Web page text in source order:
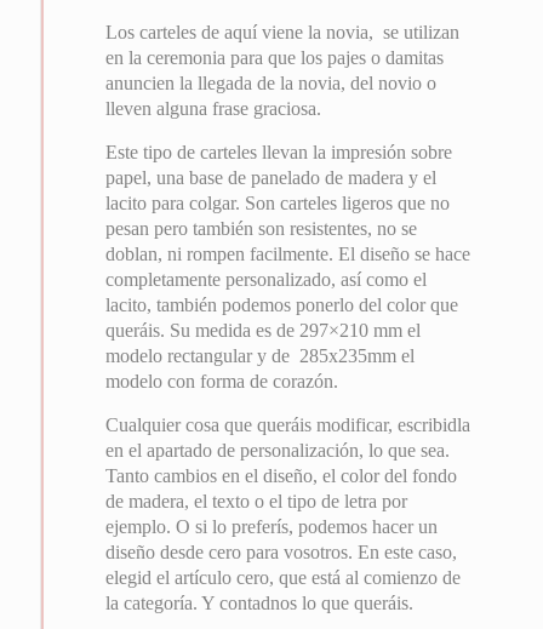
Los carteles de aquí viene la novia, se utilizan
en la ceremonia para que los pajes o damitas
anuncien la llegada de la novia, del novio o
lleven alguna frase graciosa.
Este tipo de carteles llevan la impresión sobre
papel, una base de panelado de madera y el
lacito para colgar. Son carteles ligeros que no
pesan pero también son resistentes, no se
doblan, ni rompen facilmente. El diseño se hace
completamente personalizado, así como el
lacito, también podemos ponerlo del color que
queráis. Su medida es de 297×210 mm el
modelo rectangular y de 285x235mm el
modelo con forma de corazón.
Cualquier cosa que queráis modificar, escribidla
en el apartado de personalización, lo que sea.
Tanto cambios en el diseño, el color del fondo
de madera, el texto o el tipo de letra por
ejemplo. O si lo preferís, podemos hacer un
diseño desde cero para vosotros. En este caso,
elegid el artículo cero, que está al comienzo de
la categoría. Y contadnos lo que queráis.